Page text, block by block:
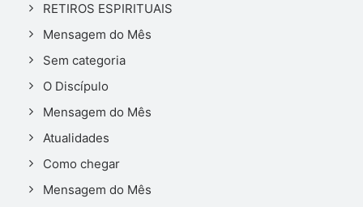
RETIROS ESPIRITUAIS
Mensagem do Mês
Sem categoria
O Discípulo
Mensagem do Mês
Atualidades
Como chegar
Mensagem do Mês